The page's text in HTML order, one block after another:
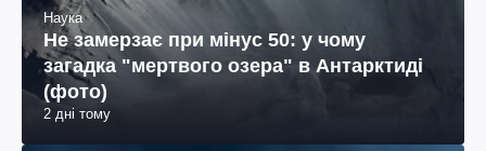
Наука
Не замерзає при мінус 50: у чому
загадка "мертвого озера" в Антарктиді
(фото)
2 дні тому